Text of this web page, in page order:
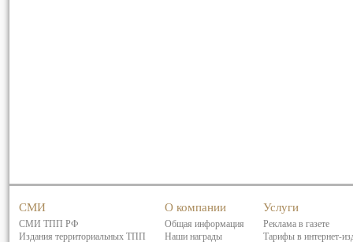
СМИ
СМИ ТПП РФ
Издания территориальных ТПП
О компании
Общая информация
Наши награды
Услуги
Реклама в газете
Тарифы в интернет-